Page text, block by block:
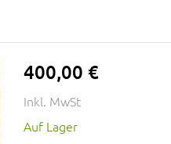
400,00 €
Inkl. MwSt
Auf Lager